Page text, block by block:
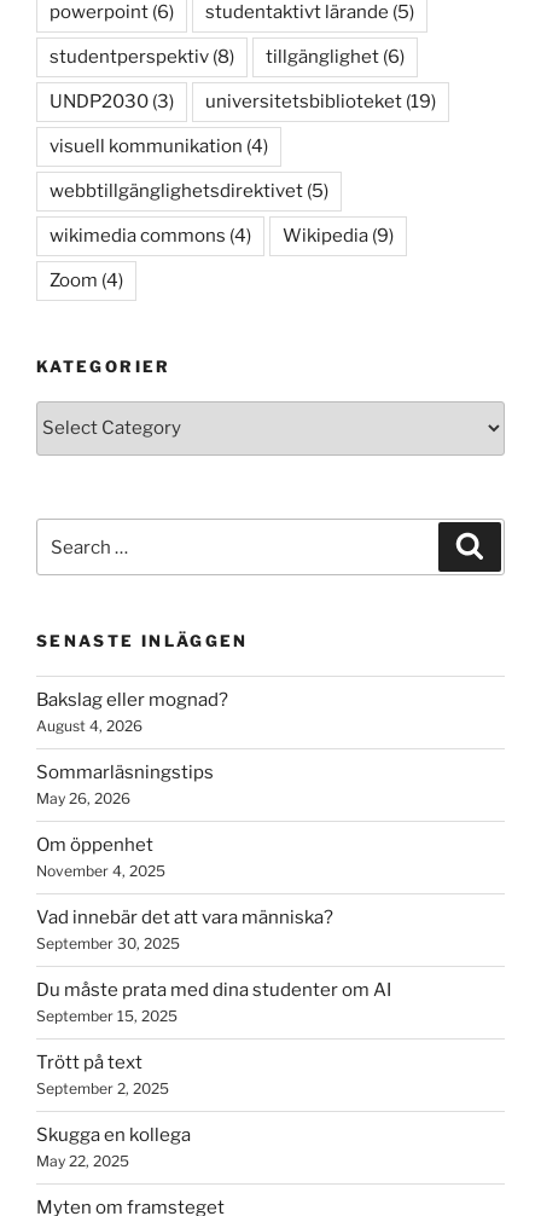
powerpoint (6) studentaktivt lärande (5)
studentperspektiv (8) tillgänglighet (6)
UNDP2030 (3) universitetsbiblioteket (19)
visuell kommunikation (4)
webbtillgänglighetsdirektivet (5)
wikimedia commons (4) Wikipedia (9)
Zoom (4)
KATEGORIER
Kategorier
for:
SENASTE INLÄGGEN
Bakslag eller mognad?
August 4, 2026
Sommarläsningstips
May 26, 2026
Om öppenhet
November 4, 2025
Vad innebär det att vara människa?
September 30, 2025
Du måste prata med dina studenter om AI
September 15, 2025
Trött på text
September 2, 2025
Skugga en kollega
May 22, 2025
Myten om framsteget